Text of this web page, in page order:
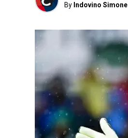
By Indovino Simone